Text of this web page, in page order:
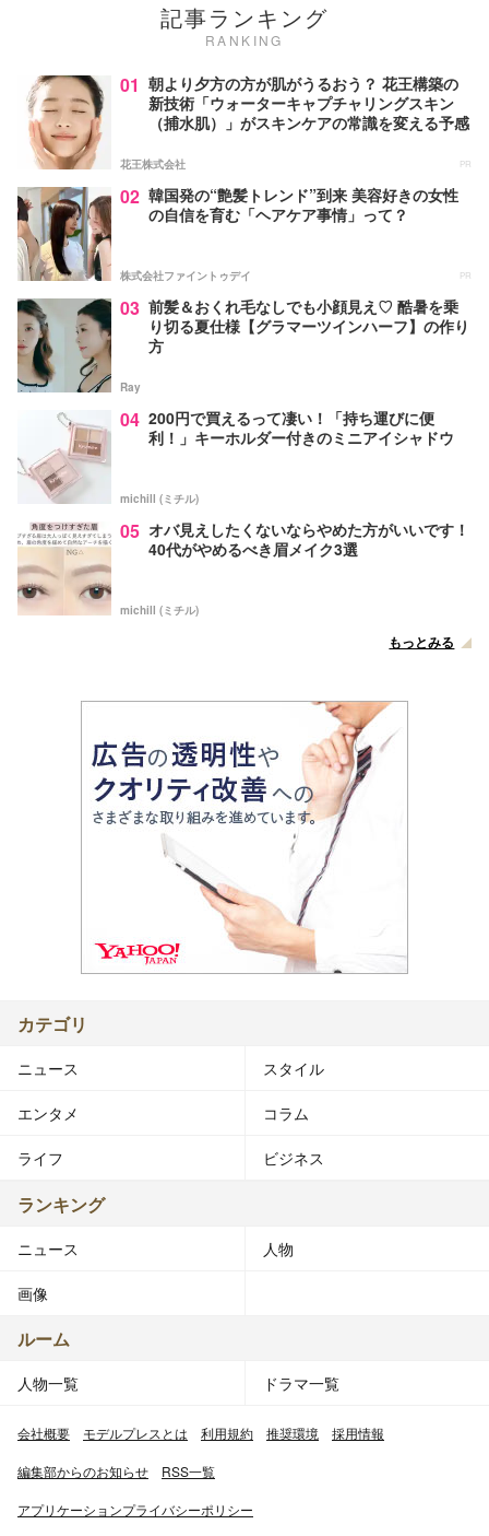
記事ランキング
RANKING
01 朝より夕方の方が肌がうるおう？ 花王構築の
新技術「ウォーターキャプチャリングスキン
（捕水肌）」がスキンケアの常識を変える予感
花王株式会社 PR
02 韓国発の“艶髪トレンド”到来 美容好きの女性
の自信を育む「ヘアケア事情」って？
株式会社ファイントゥデイ PR
03 前髪＆おくれ毛なしでも小顔見え♡ 酷暑を乗
り切る夏仕様【グラマーツインハーフ】の作り
方
Ray
04 200円で買えるって凄い！「持ち運びに便
利！」キーホルダー付きのミニアイシャドウ
michill (ミチル)
05 オバ見えしたくないならやめた方がいいです！
40代がやめるべき眉メイク3選
michill (ミチル)
もっとみる
カテゴリ
ニュース スタイル
エンタメ コラム
ライフ ビジネス
ランキング
ニュース 人物
画像
ルーム
人物一覧 ドラマ一覧
会社概要 モデルプレスとは 利用規約 推奨環境 採用情報
編集部からのお知らせ RSS一覧
アプリケーションプライバシーポリシー